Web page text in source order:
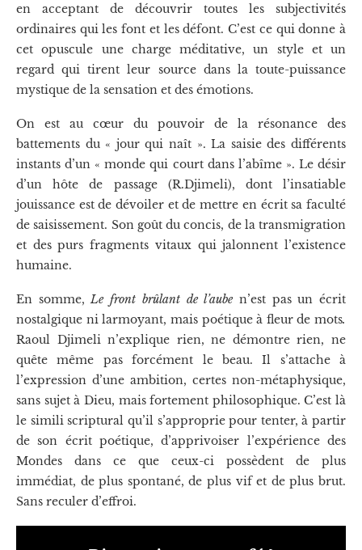
en acceptant de découvrir toutes les subjectivités
ordinaires qui les font et les défont. C’est ce qui donne à
cet opuscule une charge méditative, un style et un
regard qui tirent leur source dans la toute-puissance
mystique de la sensation et des émotions.
On est au cœur du pouvoir de la résonance des
battements du « jour qui naît ». La saisie des différents
instants d’un « monde qui court dans l’abîme ». Le désir
d’un hôte de passage (R.Djimeli), dont l’insatiable
jouissance est de dévoiler et de mettre en écrit sa faculté
de saisissement. Son goût du concis, de la transmigration
et des purs fragments vitaux qui jalonnent l’existence
humaine.
En somme,Le front brûlant de l’aube n’est pas un écrit
nostalgique ni larmoyant, mais poétique à fleur de mots.
Raoul Djimeli n’explique rien, ne démontre rien, ne
quête même pas forcément le beau. Il s’attache à
l’expression d’une ambition, certes non-métaphysique,
sans sujet à Dieu, mais fortement philosophique. C’est là
le simili scriptural qu’il s’approprie pour tenter, à partir
de son écrit poétique, d’apprivoiser l’expérience des
Mondes dans ce que ceux-ci possèdent de plus
immédiat, de plus spontané, de plus vif et de plus brut.
Sans reculer d’effroi.